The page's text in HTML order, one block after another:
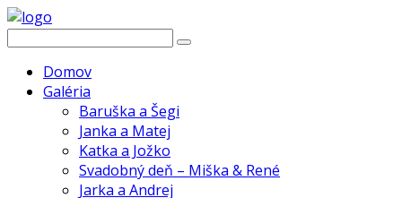
Domov
Galéria
Baruška a Šegi
Janka a Matej
Katka a Jožko
Svadobný deň – Miška & René
Jarka a Andrej